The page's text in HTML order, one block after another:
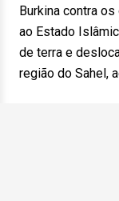
Burkina contra
ao Estado
de terra e
região do Sahel,